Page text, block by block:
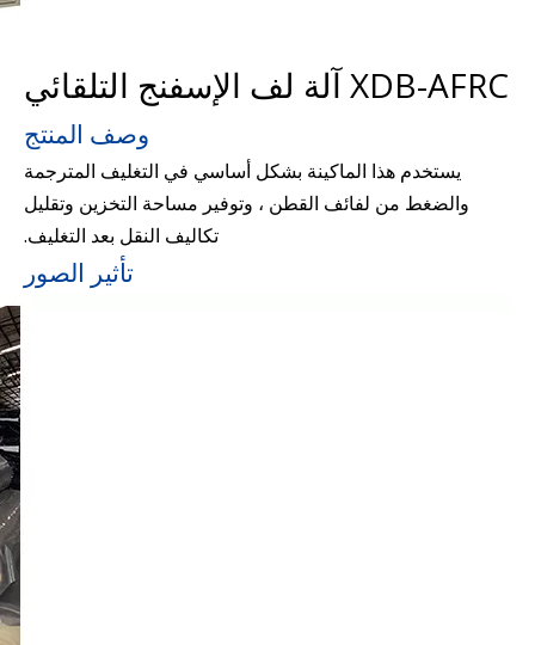
XDB-AFRC آلة لف الإسفنج التلقائي
وصف المنتج
يستخدم هذا الماكينة بشكل أساسي في التغليف المترجمة
والضغط من لفائف القطن ، وتوفير مساحة التخزين وتقليل
تكاليف النقل بعد التغليف.
تأثير الصور